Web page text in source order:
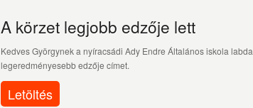
A körzet legjobb edzője lett
Kedves Györgynek a nyíracsádi Ady Endre Általános iskola
legeredményesebb edzője címet.
Letöltés